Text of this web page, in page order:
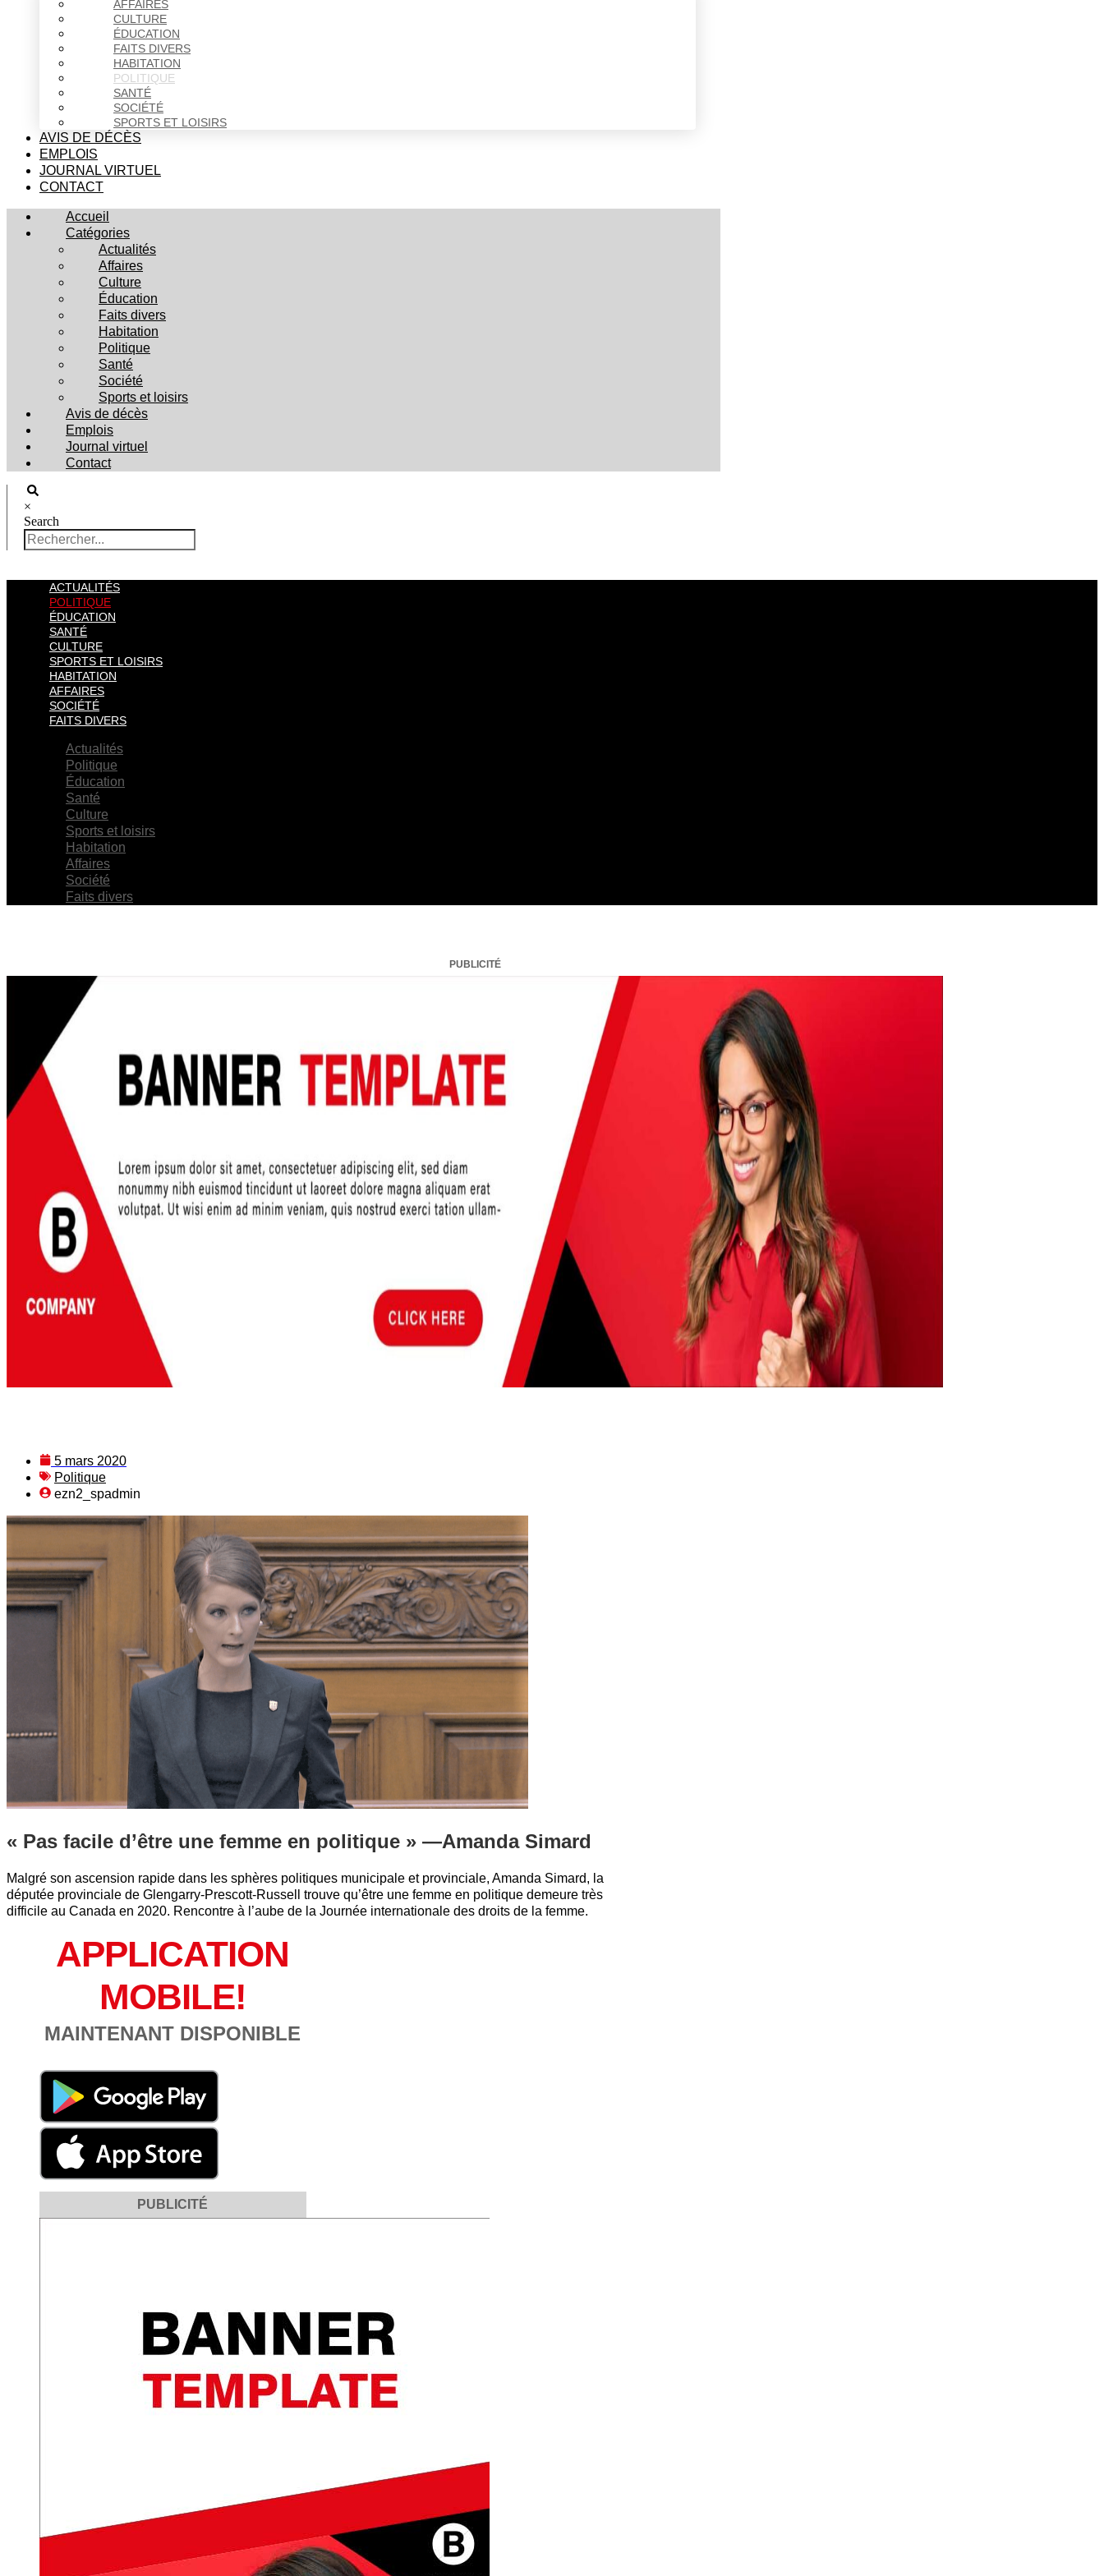
AFFAIRES
CULTURE
ÉDUCATION
FAITS DIVERS
HABITATION
POLITIQUE
SANTÉ
SOCIÉTÉ
SPORTS ET LOISIRS
AVIS DE DÉCÈS
EMPLOIS
JOURNAL VIRTUEL
CONTACT
Accueil
Catégories
Actualités
Affaires
Culture
Éducation
Faits divers
Habitation
Politique
Santé
Société
Sports et loisirs
Avis de décès
Emplois
Journal virtuel
Contact
×
Search
ACTUALITÉS
POLITIQUE
ÉDUCATION
SANTÉ
CULTURE
SPORTS ET LOISIRS
HABITATION
AFFAIRES
SOCIÉTÉ
FAITS DIVERS
Actualités
Politique
Éducation
Santé
Culture
Sports et loisirs
Habitation
Affaires
Société
Faits divers
PUBLICITÉ
5 mars 2020
Politique
ezn2_spadmin
« Pas facile d’être une femme en politique » —Amanda Simard
Malgré son ascension rapide dans les sphères politiques municipale et provinciale, Amanda Simard, la
députée provinciale de Glengarry-Prescott-Russell trouve qu’être une femme en politique demeure très
difficile au Canada en 2020. Rencontre à l’aube de la Journée internationale des droits de la femme.
APPLICATION
MOBILE!
MAINTENANT DISPONIBLE
PUBLICITÉ